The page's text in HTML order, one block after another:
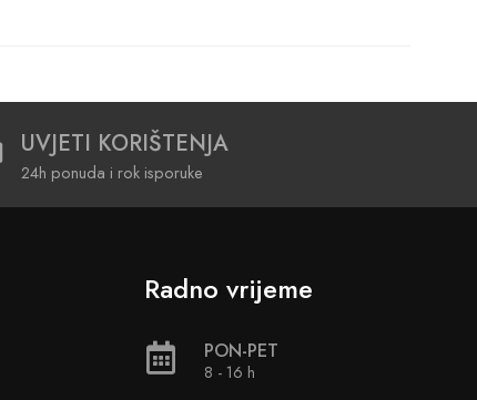
UVJETI KORIŠTENJA
24h ponuda i rok isporuke
Radno vrijeme
PON-PET
8 - 16 h